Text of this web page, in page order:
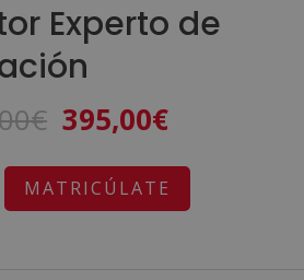
Experto de
€ El
original
era:
395,00€El
actual
es:
MATRICÚLATE